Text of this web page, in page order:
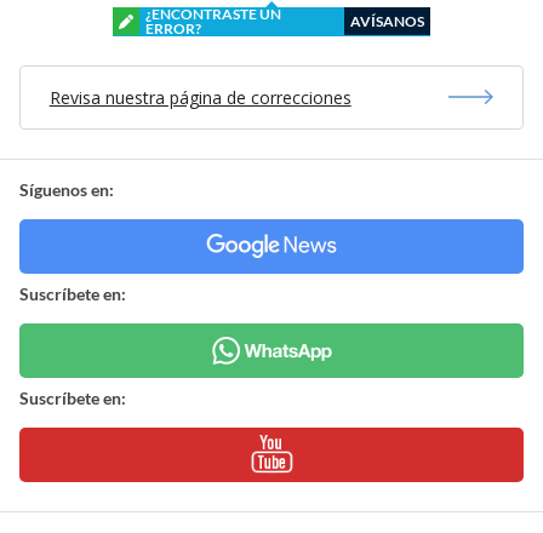
¿ENCONTRASTE UN
ERROR?
AVÍSANOS
Revisa nuestra página de correcciones
Síguenos en:
Suscríbete en:
Suscríbete en: